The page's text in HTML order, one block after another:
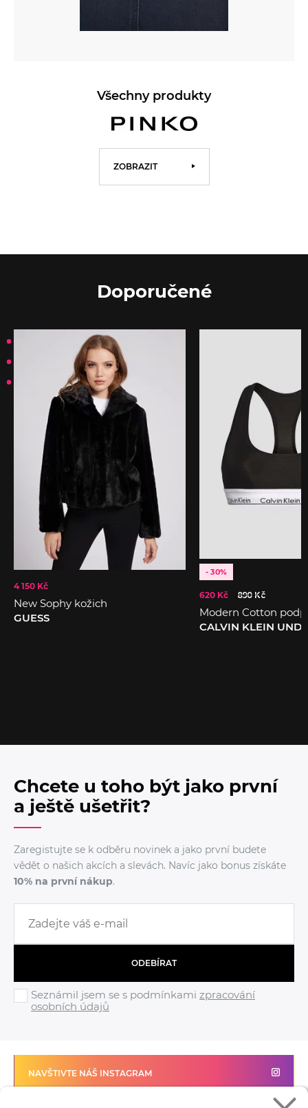
Všechny produkty
ZOBRAZIT
Doporučené
4 150 Kč
New Sophy kožich
GUESS
- 30%
620 Kč 890 Kč
Modern Cotton
CALVIN KLEIN
Chcete u toho být jako první
a ještě ušetřit?
Zaregistujte se k odběru novinek a jako první budete
vědět o našich akcích a slevách. Navíc jako bonus získáte
10% na první nákup.
ODEBÍRAT
Seznámil jsem se s podmínkami zpracování
osobních údajů
NAVŠTIVTE NÁŠ INSTAGRAM